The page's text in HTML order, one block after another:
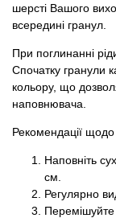
шерсті Вашого
всередині гранул.
При поглинанні
Спочатку гранули
кольору, що
наповнювача.
Рекомендації
Наповніть
см.
Регулярно
Перемішуйте